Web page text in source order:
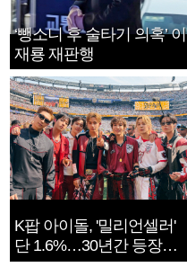
‘뺑소니 후 술타기 의혹’ 이
재룡 재판행
K팝 아이돌, '밀리언셀러'
단 1.6%…30년간 등장
1182개팀 전수조사